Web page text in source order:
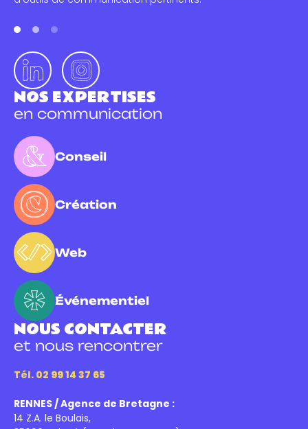
NOS EXPERTISES
en communication
Conseil
Création
Web
Événementiel
NOUS CONTACTER
et nous rencontrer
Tél. 02 99 14 37 65
RENNES / Agence de Bretagne :
14 Z.A. le Boulais,